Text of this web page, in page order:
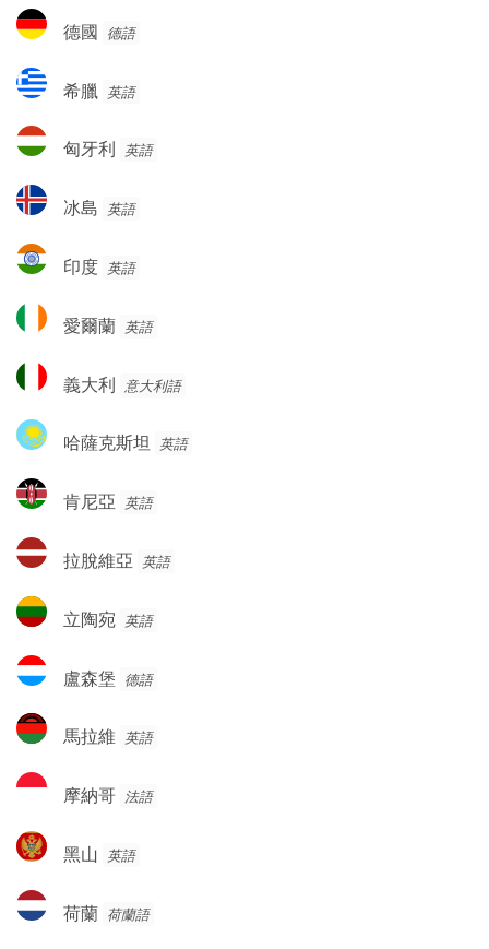
亞
德
國
德國 德語
希
臘
希臘 英語
匈
牙
匈牙利 英語
冰
島
冰島 英語
印
度
印度 英語
愛
爾
愛爾蘭 英語
義
大
義大利 意大利語
哈
薩
斯
哈薩克斯坦 英語
肯
尼
肯尼亞 英語
拉
脫
亞
拉脫維亞 英語
立
陶
立陶宛 英語
盧
森
盧森堡 德語
馬
拉
馬拉維 英語
摩
納
摩納哥 法語
黑
山
黑山 英語
荷
蘭
荷蘭 荷蘭語